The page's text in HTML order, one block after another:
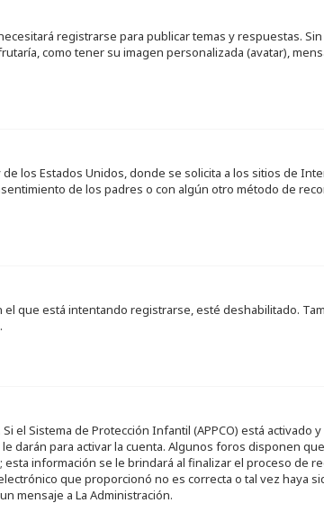
registrarse para publicar temas y respuestas. Sin
como tener su imagen personalizada (avatar),
de los Estados Unidos, donde se solicita a los sitios de
de los padres o con algún otro método de
que está intentando registrarse, esté deshabilitado.
Sistema de Protección Infantil (APPCO) está activado
darán para activar la cuenta. Algunos foros disponen
información se le brindará al finalizar el proceso de
que proporcionó no es correcta o tal vez haya
mensaje a La Administración.